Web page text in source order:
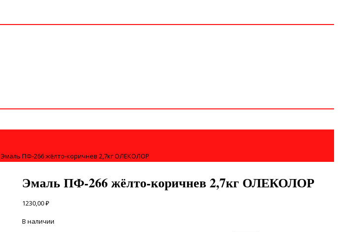
Эмаль ПФ-266 жёлто-коричнев 2,7кг ОЛЕКОЛОР
Эмаль ПФ-266 жёлто-коричнев 2,7кг ОЛЕКОЛОР
1230,00₽
В наличии